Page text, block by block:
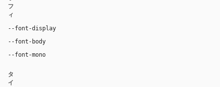
フ
ィ
--font-display
--font-body
--font-mono
タ
イ